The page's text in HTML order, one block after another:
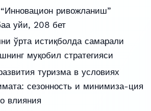
ривожланиш”
уйи, 208 бет
ўрта истиқболда самарали
муқобил стратегияси
туризма в условиях
сезонность и минимиза-ция
влияния